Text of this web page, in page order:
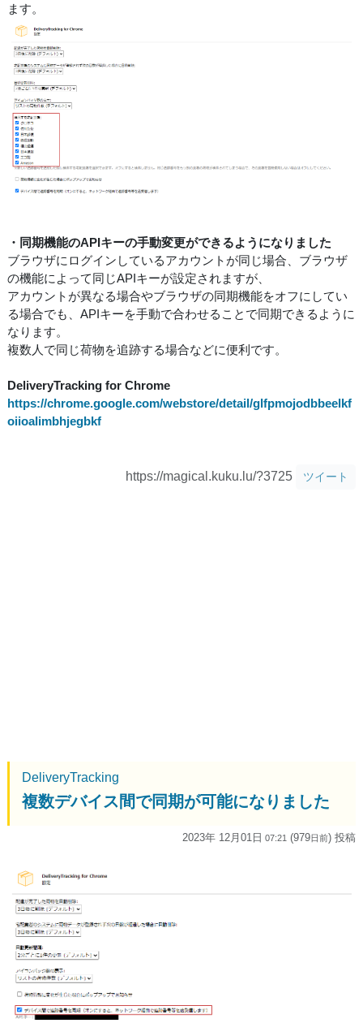
ます。
・同期機能のAPIキーの手動変更ができるようになりました
ブラウザにログインしているアカウントが同じ場合、ブラウザ
の機能によって同じAPIキーが設定されますが、
アカウントが異なる場合やブラウザの同期機能をオフにしてい
る場合でも、APIキーを手動で合わせることで同期できるように
なります。
複数人で同じ荷物を追跡する場合などに便利です。
DeliveryTracking for Chrome
https://chrome.google.com/webstore/detail/glfpmojodbbeelkf
oiioalimbhjegbkf
https://magical.kuku.lu/?3725 ツイート
DeliveryTracking
複数デバイス間で同期が可能になりました
2023年 12月01日 07:21 (979日前) 投稿